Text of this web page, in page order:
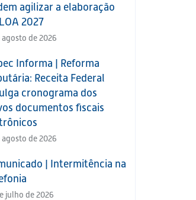
agilizar a elaboração
2027
agosto de 2026
Informa | Reforma
Receita Federal
cronograma dos
documentos fiscais
agosto de 2026
| Intermitência na
julho de 2026